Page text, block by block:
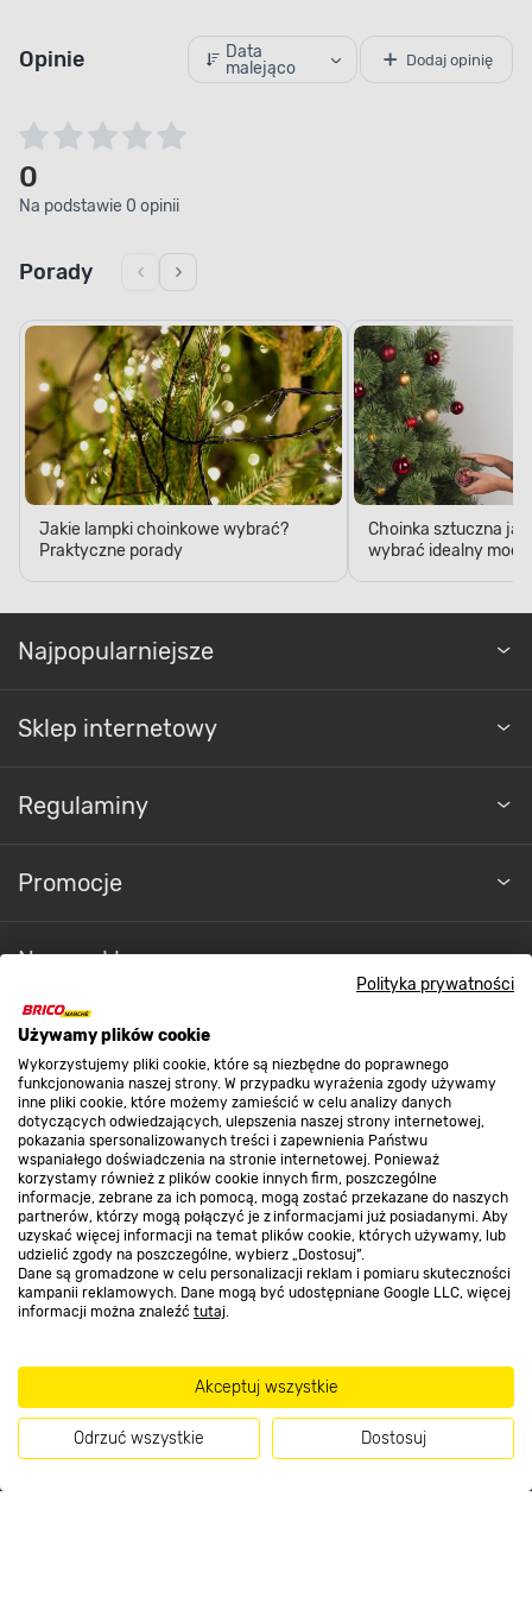
Polityka prywatności
Używamy plików cookie
Wykorzystujemy pliki cookie, które są niezbędne do poprawnego
funkcjonowania naszej strony. W przypadku wyrażenia zgody używamy
inne pliki cookie, które możemy zamieścić w celu analizy danych
dotyczących odwiedzających, ulepszenia naszej strony internetowej,
pokazania spersonalizowanych treści i zapewnienia Państwu
wspaniałego doświadczenia na stronie internetowej. Ponieważ
korzystamy również z plików cookie innych firm, poszczególne
informacje, zebrane za ich pomocą, mogą zostać przekazane do naszych
partnerów, którzy mogą połączyć je z informacjami już posiadanymi. Aby
uzyskać więcej informacji na temat plików cookie, których używamy, lub
udzielić zgody na poszczególne, wybierz „Dostosuj”.
Dane są gromadzone w celu personalizacji reklam i pomiaru skuteczności
kampanii reklamowych. Dane mogą być udostępniane Google LLC, więcej
informacji można znaleźć tutaj.
Akceptuj wszystkie
Odrzuć wszystkie Dostosuj
malejąco
Dodaj opinię
0
Na podstawie 0 opinii
Jakie lampki choinkowe wybrać?
Praktyczne porady
Choinka sztuczna
wybrać idealny
O nas
Kontakt do sklepu
Strefa biznesu
Dołącz do nas